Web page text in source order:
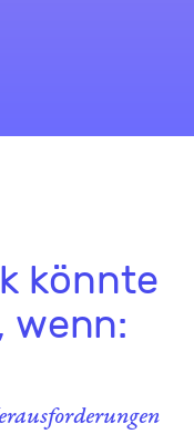
könnte
wenn: